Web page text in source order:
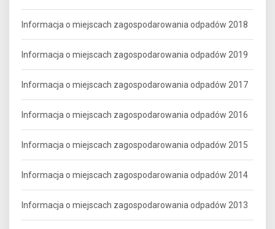
Informacja o miejscach zagospodarowania odpadów 2018
Informacja o miejscach zagospodarowania odpadów 2019
Informacja o miejscach zagospodarowania odpadów 2017
Informacja o miejscach zagospodarowania odpadów 2016
Informacja o miejscach zagospodarowania odpadów 2015
Informacja o miejscach zagospodarowania odpadów 2014
Informacja o miejscach zagospodarowania odpadów 2013